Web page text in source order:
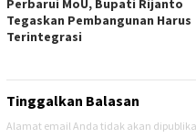
Perbarui MoU, Bupati Rijanto
Tegaskan Pembangunan Harus
Terintegrasi
Tinggalkan Balasan
Alamat email Anda tidak akan